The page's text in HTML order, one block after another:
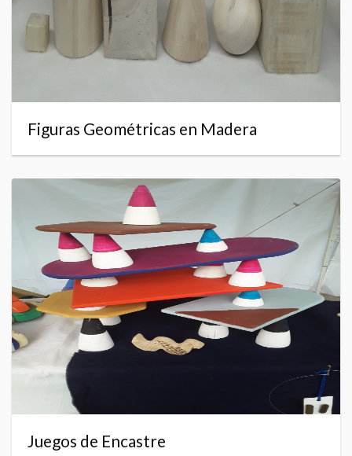
Figuras Geométricas en Madera
Juegos de Encastre